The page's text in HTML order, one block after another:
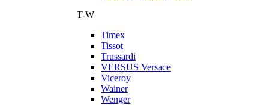
T-W
Timex
Tissot
Trussardi
VERSUS Versace
Viceroy
Wainer
Wenger